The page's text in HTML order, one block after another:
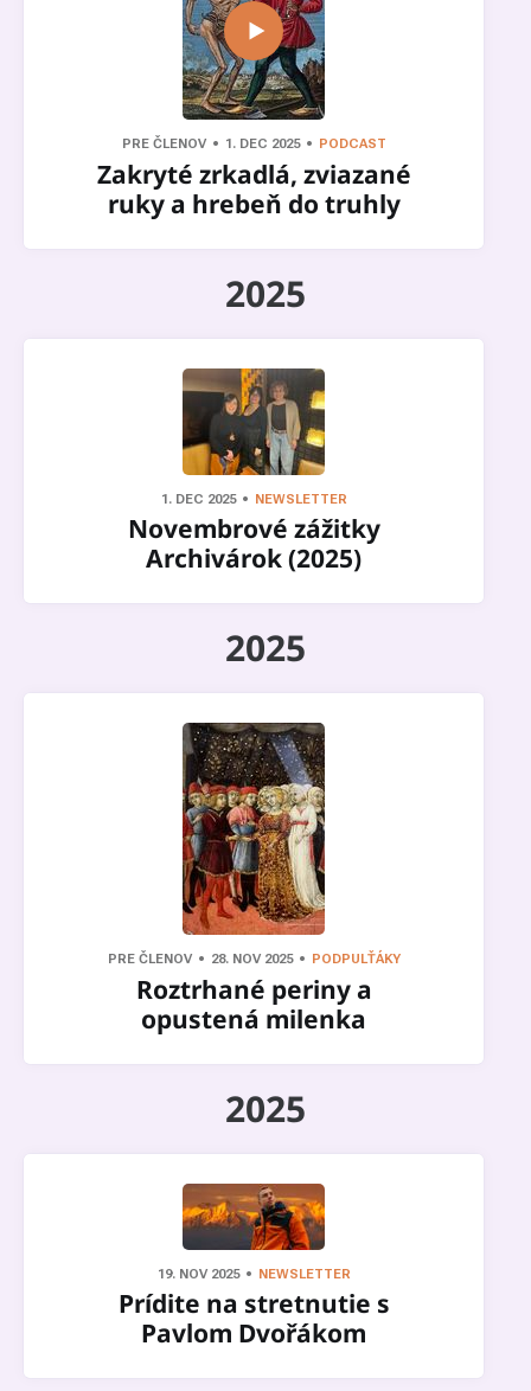
PRE ČLENOV 1. DEC 2025 PODCAST
Zakryté zrkadlá, zviazané
ruky a hrebeň do truhly
2025
1. DEC 2025 NEWSLETTER
Novembrové zážitky
Archivárok (2025)
2025
PRE ČLENOV 28. NOV 2025 PODPULŤÁKY
Roztrhané periny a
opustená milenka
2025
19. NOV 2025 NEWSLETTER
Prídite na stretnutie s
Pavlom Dvořákom